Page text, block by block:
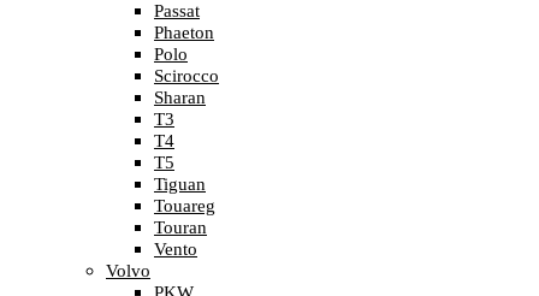
Passat
Phaeton
Polo
Scirocco
Sharan
T3
T4
T5
Tiguan
Touareg
Touran
Vento
Volvo